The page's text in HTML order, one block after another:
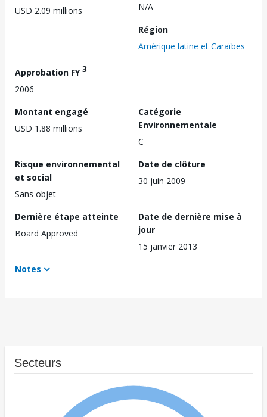
USD 2.09 millions
N/A
Région
Amérique latine et Caraïbes
Approbation FY3
2006
Montant engagé
USD 1.88 millions
Catégorie
Environnementale
C
Risque environnemental
et social
Sans objet
Date de clôture
30 juin 2009
Dernière étape atteinte
Board Approved
Date de dernière mise à
jour
15 janvier 2013
Notes
Secteurs